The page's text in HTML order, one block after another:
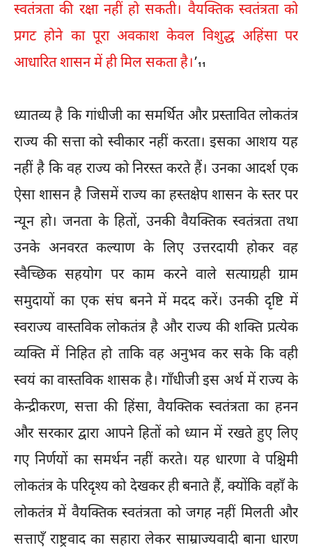
स्वतंत्रता की रक्षा नहीं हो सकती। वैयक्तिक स्वतंत्रता को
प्रगट होने का पूरा अवकाश केवल विशुद्ध अहिंसा पर
आधारित शासन में ही मिल सकता है।’11
ध्यातव्य है कि गांधीजी का समर्थित और प्रस्तावित लोकतंत्र
राज्य की सत्ता को स्वीकार नहीं करता। इसका आशय यह
नहीं है कि वह राज्य को निरस्त करते हैं। उनका आदर्श एक
ऐसा शासन है जिसमें राज्य का हस्तक्षेप शासन के स्तर पर
न्यून हो। जनता के हितों, उनकी वैयक्तिक स्वतंत्रता तथा
उनके अनवरत कल्याण के लिए उत्तरदायी होकर वह
स्वैच्छिक सहयोग पर काम करने वाले सत्याग्रही ग्राम
समुदायों का एक संघ बनने में मदद करें। उनकी दृष्टि में
स्वराज्य वास्तविक लोकतंत्र है और राज्य की शक्ति प्रत्येक
व्यक्ति में निहित हो ताकि वह अनुभव कर सके कि वही
स्वयं का वास्तविक शासक है। गाँधीजी इस अर्थ में राज्य के
केन्द्रीकरण, सत्ता की हिंसा, वैयक्तिक स्वतंत्रता का हनन
और सरकार द्वारा आपने हितों को ध्यान में रखते हुए लिए
गए निर्णयों का समर्थन नहीं करते। यह धारणा वे पश्चिमी
लोकतंत्र के परिदृश्य को देखकर ही बनाते हैं, क्योंकि वहाँ के
लोकतंत्र में वैयक्तिक स्वतंत्रता को जगह नहीं मिलती और
सत्ताएँ राष्ट्रवाद का सहारा लेकर साम्राज्यवादी बाना धारण